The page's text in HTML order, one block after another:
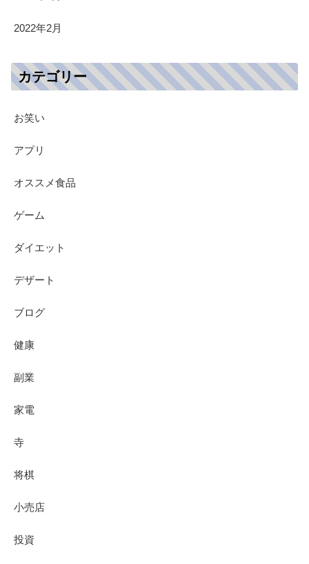
2022年2月
カテゴリー
お笑い
アプリ
オススメ食品
ゲーム
ダイエット
デザート
ブログ
健康
副業
家電
寺
将棋
小売店
投資